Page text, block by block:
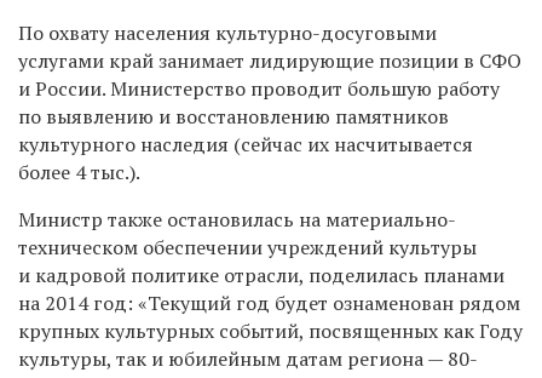
По охвату населения культурно-досуговыми
услугами край занимает лидирующие позиции в СФО
и России. Министерство проводит большую работу
по выявлению и восстановлению памятников
культурного наследия (сейчас их насчитывается
более 4 тыс.).
Министр также остановилась на материально-
техническом обеспечении учреждений культуры
и кадровой политике отрасли, поделилась планами
на 2014 год: «Текущий год будет ознаменован рядом
крупных культурных событий, посвященных как Году
культуры, так и юбилейным датам региона — 80-